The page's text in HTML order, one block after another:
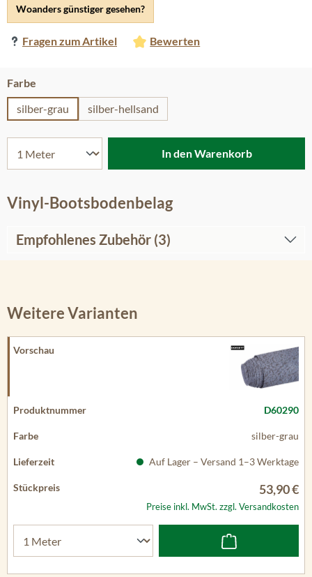
Woanders günstiger gesehen?
Fragen zum Artikel Bewerten
Farbe
silber-grau
silber-hellsand
In den Warenkorb
Vinyl-Bootsbodenbelag
Empfohlenes Zubehör (3)
Weitere Varianten
D60290
silber-grau
Auf Lager – Versand 1–3 Werktage
53,90 €
Preise inkl. MwSt. zzgl. Versandkosten